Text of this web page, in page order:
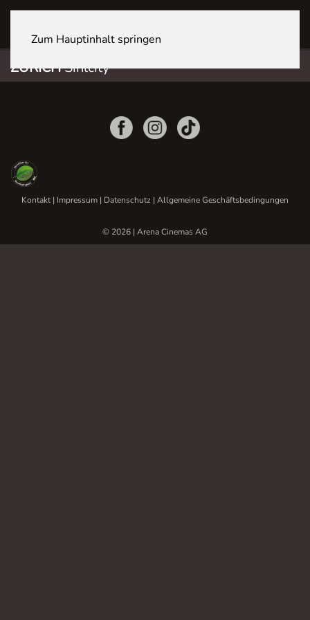
Zum Hauptinhalt springen
ZÜRICHSihlcity
Kontakt| Impressum | Datenschutz | Allgemeine Geschäftsbedingungen
© 2026 | Arena Cinemas AG